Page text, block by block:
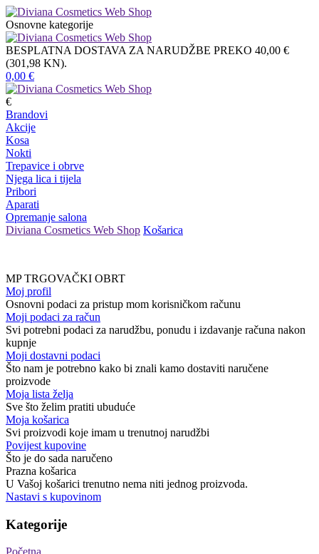
Osnovne kategorije
BESPLATNA DOSTAVA ZA NARUDŽBE PREKO 40,00 €
(301,98 KN).
0,00 €
€
Brandovi
Akcije
Kosa
Nokti
Trepavice i obrve
Njega lica i tijela
Pribori
Aparati
Opremanje salona
Diviana Cosmetics Web Shop Košarica
MP TRGOVAČKI OBRT
Moj profil
Osnovni podaci za pristup mom korisničkom računu
Moji podaci za račun
Svi potrebni podaci za narudžbu, ponudu i izdavanje računa nakon
kupnje
Moji dostavni podaci
Što nam je potrebno kako bi znali kamo dostaviti naručene
proizvode
Moja lista želja
Sve što želim pratiti ubuduće
Moja košarica
Svi proizvodi koje imam u trenutnoj narudžbi
Povijest kupovine
Što je do sada naručeno
Prazna košarica
U Vašoj košarici trenutno nema niti jednog proizvoda.
Nastavi s kupovinom
Kategorije